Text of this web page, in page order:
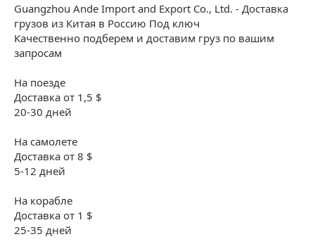
в
з
д
Guangzhou Ande Import and Export Co., Ltd. - Доставка
грузов из Китая в Россию Под ключ
Качественно подберем и доставим груз по вашим
запросам
На поезде
Доставка от 1,5 $
20-30 дней
На самолете
Доставка от 8 $
5-12 дней
На корабле
Доставка от 1 $
25-35 дней